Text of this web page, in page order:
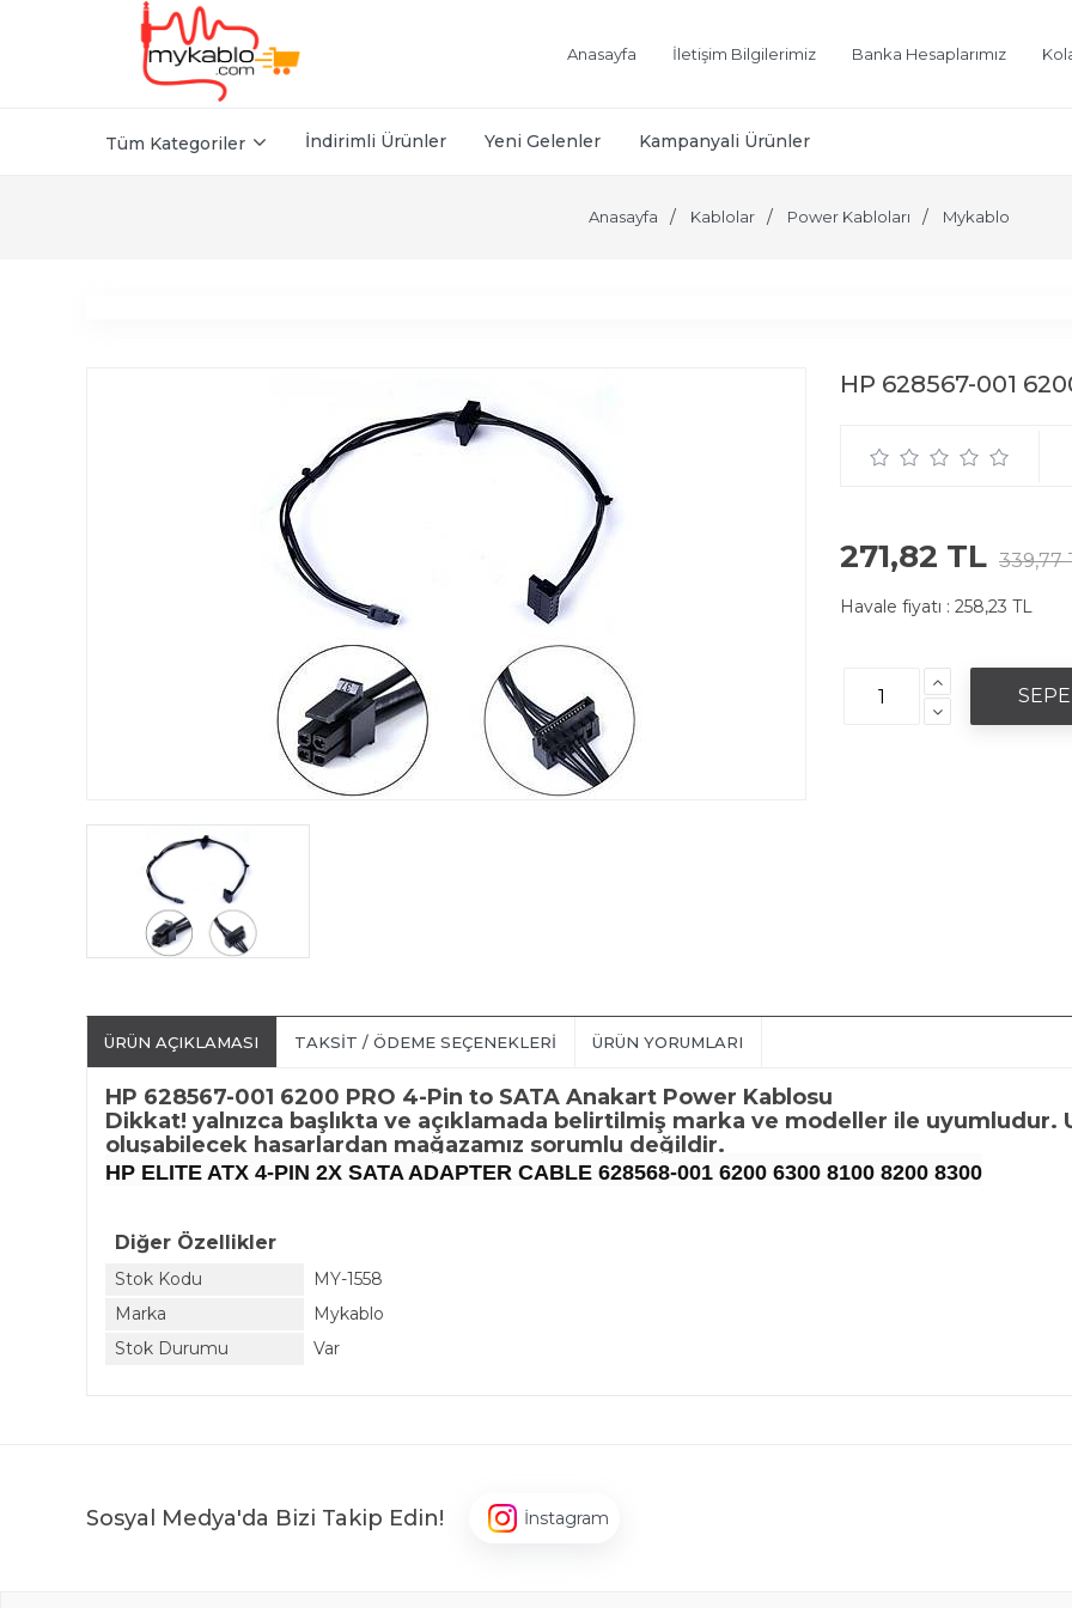
Anasayfa İletişim Bilgilerimiz Banka Hesaplarımız
Tüm Kategoriler İndirimli Ürünler Yeni Gelenler Kampanyali Ürünler
Anasayfa Kablolar Power Kabloları Mykablo
HP 628567-001
271,82 TL 339,77
Havale fiyatı : 258,23 TL
ÜRÜN AÇIKLAMASI TAKSIT / ÖDEME SEÇENEKLERI ÜRÜN YORUMLARI
HP 628567-001 6200 PRO 4-Pin to SATA Anakart Power Kablosu
Dikkat! yalnızca başlıkta ve açıklamada belirtilmiş marka ve modeller ile uyumludur.
oluşabilecek hasarlardan mağazamız sorumlu değildir.
HP ELITE ATX 4-PIN 2X SATA ADAPTER CABLE 628568-001 6200 6300 8100 8200 8300
Diğer Özellikler
Stok Kodu
MY-1558
Marka
Mykablo
Stok Durumu
Var
Sosyal Medya'da Bizi Takip Edin! İnstagram